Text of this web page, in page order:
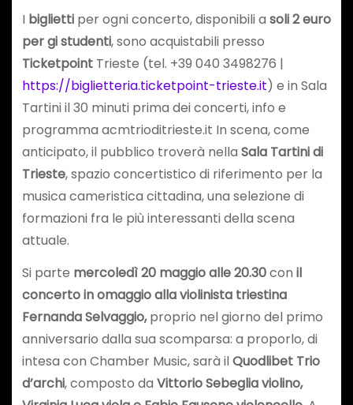
I bigliettiper ogni concerto, disponibili a soli 2 euro
per gi studenti, sono acquistabili presso
TicketpointTrieste (tel. +39 040 3498276 |
https://biglietteria.ticketpoint-trieste.it) e in Sala
Tartini il 30 minuti prima dei concerti, info e
programma acmtrioditrieste.it In scena, come
anticipato, il pubblico troverà nella Sala Tartini di
Trieste, spazio concertistico di riferimento per la
musica cameristica cittadina, una selezione di
formazioni fra le più interessanti della scena
attuale.
Si parte mercoledì 20 maggio alle 20.30con il
concerto in omaggio alla violinista triestina
Fernanda Selvaggio,proprio nel giorno del primo
anniversario dalla sua scomparsa: a proporlo, di
intesa con Chamber Music, sarà ilQuodlibet Trio
d’archi, composto da Vittorio Sebeglia violino,